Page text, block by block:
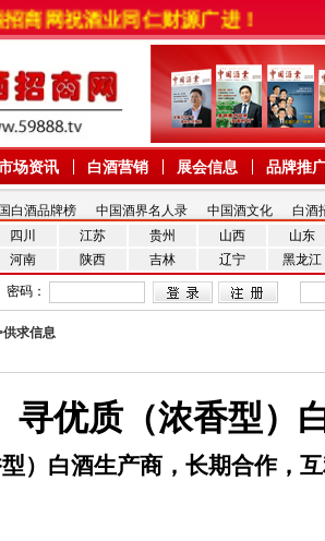
招商网祝酒业同仁财源广进！
场资讯 白酒营销 展会信息 品牌推
白酒品牌榜 中国酒界名人录 中国酒文化
白酒
四川 江苏 贵州 山西
山东
河南 陕西 吉林 辽宁 黑龙江
密码：
供求信息
寻优质（浓香型）
）白酒生产商，长期合作，